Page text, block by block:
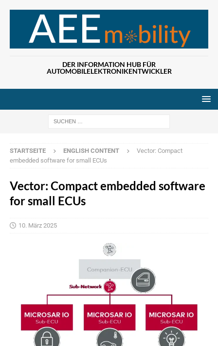
DER INFORMATION HUB FÜR
AUTOMOBILELEKTRONIKENTWICKLER
STARTSEITE ENGLISH CONTENT
Vector: Compact
embedded software for small ECUs
Vector: Compact embedded software
for small ECUs
10. März 2025